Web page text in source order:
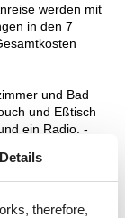
werden mit
in den 7
und Bad
und Eßtisch
ein Radio. -
Kaffeemaschine
mit 2
Details
therefore,